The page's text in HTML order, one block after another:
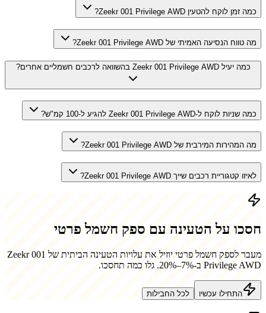
כמה זמן לוקח להטעין Zeekr 001 Privilege AWD?
מה טווח הנסיעה האמיתי של Zeekr 001 Privilege AWD?
כמה יעיל Zeekr 001 Privilege AWD בהשוואה לרכבים חשמליים אחרים?
כמה שניות לוקח ל-Zeekr 001 Privilege AWD להגיע ל-100 קמ"ש?
מה המהירות המירבית של Zeekr 001 Privilege AWD?
לאיזו קטגוריית רכבים שייך Zeekr 001 Privilege AWD?
חסכו על הטעינה עם ספק חשמל פרטי
מעבר לספק חשמל פרטי יוזיל את עלויות הטעינה הביתית של Zeekr 001
Privilege AWD ב-7%–20%. גלו כמה תחסכו.
התחילו עכשיו לכל החבילות